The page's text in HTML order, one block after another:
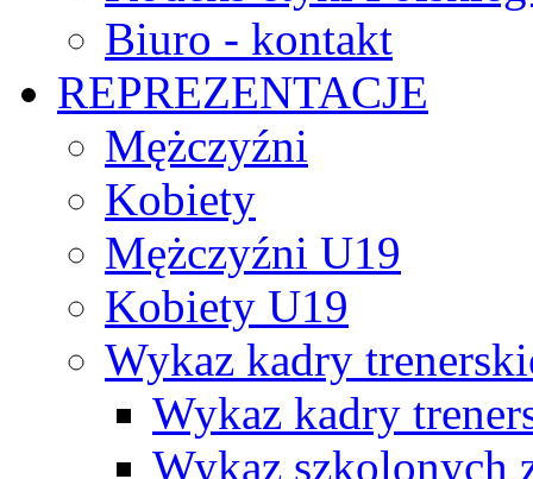
Biuro - kontakt
REPREZENTACJE
Mężczyźni
Kobiety
Mężczyźni U19
Kobiety U19
Wykaz kadry
Wykaz kadry
Wykaz szkolonych